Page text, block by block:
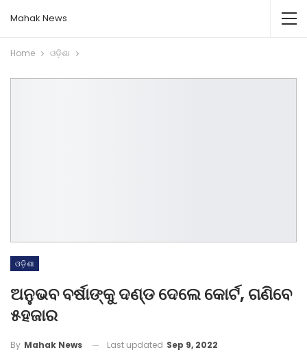
Mahak News
Home ଓଡ଼ିଶା
ଓଡ଼ିଶା
ଅନୁଭବ ବର୍ଷାଙ୍କୁ ଦଣ୍ଡ ଦେଲେ କୋର୍ଟ, ଗଣିବେ
୫ହଜାର
By Mahak News Last updated Sep 9, 2022